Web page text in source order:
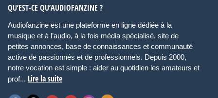
QU’EST-CE QU’AUDIOFANZINE ?
Audiofanzine est une plateforme en ligne dédiée à la
musique et à l’audio, à la fois média spécialisé, site de
petites annonces, base de connaissances et communauté
active de passionnés et de professionnels. Depuis 2000,
notre vocation est simple : aider au quotidien les amateurs et
prof... Lire la suite